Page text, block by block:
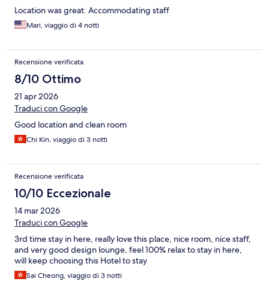
Location was great. Accommodating staff
Mari, viaggio di 4 notti
Recensione verificata
8/10 Ottimo
21 apr 2026
Traduci con Google
Good location and clean room
Chi Kin, viaggio di 3 notti
Recensione verificata
10/10 Eccezionale
14 mar 2026
Traduci con Google
3rd time stay in here, really love this place, nice room, nice staff,
and very good design lounge, feel 100% relax to stay in here,
will keep choosing this Hotel to stay
Sai Cheong, viaggio di 3 notti